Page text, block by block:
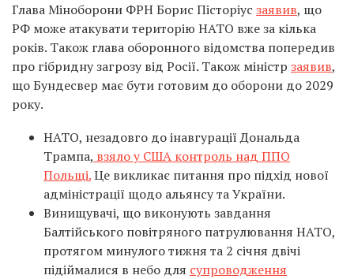
Глава Міноборони ФРН Борис Пісторіус заявив, що
РФ може атакувати територію НАТО вже за кілька
років. Також глава оборонного відомства попередив
про гібридну загрозу від Росії. Також міністр заявив,
що Бундесвер має бути готовим до оборони до 2029
року.
НАТО, незадовго до інавгурації Дональда
Трампа, взяло у США контроль над ППО
Польщі.Це викликає питання про підхід нової
адміністрації щодо альянсу та України.
Винищувачі, що виконують завдання
Балтійського повітряного патрулювання НАТО,
протягом минулого тижня та 2 січня двічі
підіймалися в небо для супроводження